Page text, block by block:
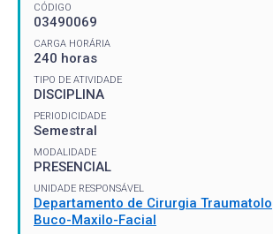
CÓDIGO
03490069
CARGA HORÁRIA
240 horas
TIPO DE ATIVIDADE
DISCIPLINA
PERIODICIDADE
Semestral
MODALIDADE
PRESENCIAL
UNIDADE RESPONSÁVEL
Departamento de Cirurgia
Buco-Maxilo-Facial